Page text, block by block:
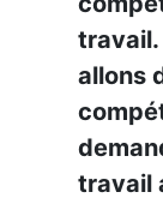
travail.
allons
travail